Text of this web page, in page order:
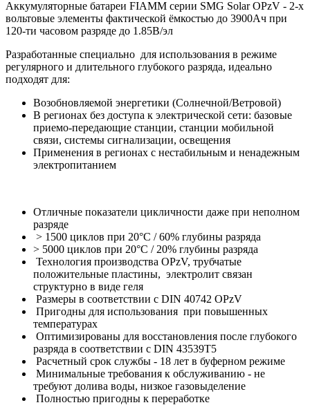
Аккумуляторные батареи FIAMM серии SMG Solar OPzV - 2-х
вольтовые элементы фактической ёмкостью до 3900Ач при
120-ти часовом разряде до 1.85В/эл
Разработанные специально для использования в режиме
регулярного и длительного глубокого разряда, идеально
подходят для:
Возобновляемой энергетики (Солнечной/Ветровой)
В регионах без доступа к электрической сети: базовые
приемо-передающие станции, станции мобильной
связи, системы сигнализации, освещения
Применения в регионах с нестабильным и ненадежным
электропитанием
Отличные показатели цикличности даже при неполном
разряде
> 1500 циклов при 20°С / 60% глубины разряда
> 5000 циклов при 20°С / 20% глубины разряда
Технология производства OPzV, трубчатые
положительные пластины, электролит связан
структурно в виде геля
Размеры в соответствии с DIN 40742 OPzV
Пригодны для использования при повышенных
температурах
Оптимизированы для восстановления после глубокого
разряда в соответствии с DIN 43539T5
Расчетный срок службы - 18 лет в буферном режиме
Минимальные требования к обслуживанию - не
требуют долива воды, низкое газовыделение
Полностью пригодны к переработке